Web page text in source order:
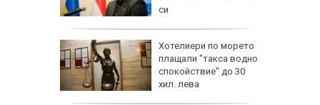
си
Хотелиери по морето
плащали "такса водно
спокойствие" до 30
хил. лева